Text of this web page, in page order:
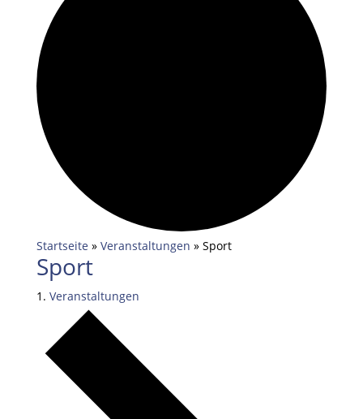
Startseite » Veranstaltungen » Sport
Sport
Veranstaltungen